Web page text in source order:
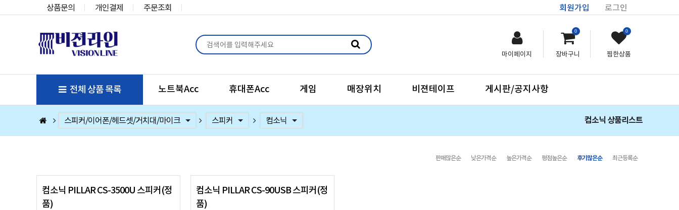
상품문의 개인결제 주문조회 회원가입 로그인
마이페이지
0
장바구니
0
찜한상품
전체 상품 목록 노트북Acc 휴대폰Acc 게임 매장위치 비젼테이프 게시판/공지사항
컴퓨터부품
베스트 상품
컴퓨터주변기기
저장장치/네트웍/케이블/배터리/충전기/잠금장치
마우스/키보드/키패드/패드/번지/덕/손목받침대/타블렛
스피커/이어폰/헤드셋/거치대/마이크
게임
노트북Acc
게임슬라이더
휴대폰Acc 헤드셋
사무용 헤드셋
이어폰
마이크
거치대
스피커
헤드폰 컴소닉
브리츠
크리에이티브 컴소닉 상품리스트
판매많은순 낮은가격순 높은가격순 평점높은순 후기많은순 최근등록순
컴소닉 PILLAR CS-3500U 스피커(정
품)
컴소닉 PILLAR CS-90USB 스피커(정
품)